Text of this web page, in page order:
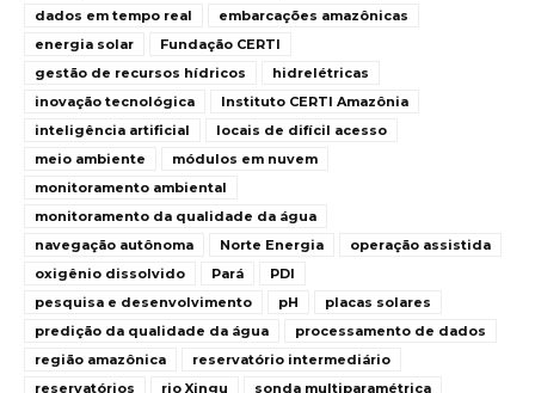
dados em tempo real
embarcações amazônicas
energia solar
Fundação CERTI
gestão de recursos hídricos
hidrelétricas
inovação tecnológica
Instituto CERTI Amazônia
inteligência artificial
locais de difícil acesso
meio ambiente
módulos em nuvem
monitoramento ambiental
monitoramento da qualidade da água
navegação autônoma
Norte Energia
operação assistida
oxigênio dissolvido
Pará
PDI
pesquisa e desenvolvimento
pH
placas solares
predição da qualidade da água
processamento de dados
região amazônica
reservatório intermediário
reservatórios
rio Xingu sonda multiparamétrica